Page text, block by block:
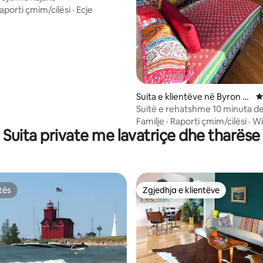
çmim/cilësi · Ecje
Suita e klientëve në Byron C
enter
Suitë e rehatshme 10 minuta
Grand Rapids, 1 milje deri në
Familje · Raporti çmim/cilësi ·
Suita private me lavatriçe dhe tharëse
Zgjedhja e klientëve
Zgjedhja e klientëve